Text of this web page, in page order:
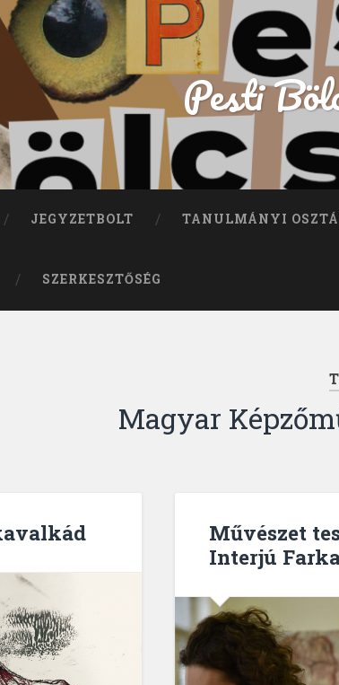
Pesti
JEGYZETBOLT TANULMÁNYI
SZERKESZTŐSÉG
Magyar
Művészet
Interjú